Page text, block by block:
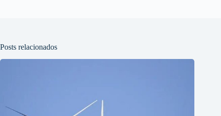
Posts relacionados